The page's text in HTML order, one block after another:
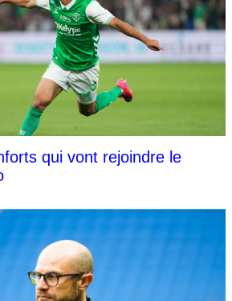
qui vont rejoindre le